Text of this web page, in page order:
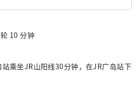
10 分钟
站乘坐JR山阳线30分钟，在JR广岛站下